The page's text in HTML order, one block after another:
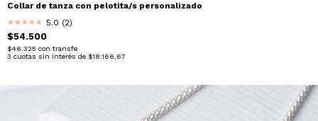
Collar de tanza con pelotita/s personalizado
★★★★★ 5.0 (2)
$54.500
$46.325 con transfe
3 cuotas sin interés de $18.166,67